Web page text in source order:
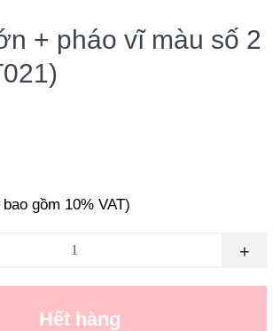
+ pháo vĩ màu số 2
gồm 10% VAT)
+
Hết hàng